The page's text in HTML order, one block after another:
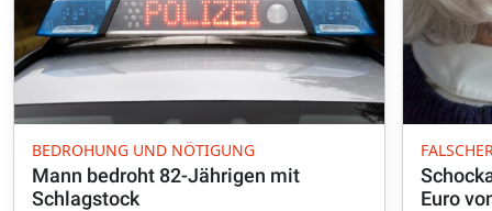
BEDROHUNG UND NÖTIGUNG
Mann bedroht 82-Jährigen mit
Schlagstock
Euro